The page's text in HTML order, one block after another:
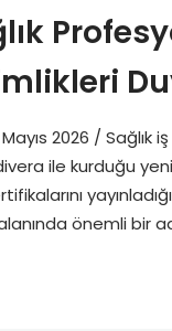
Mayıs 2026 /
ile kurduğu
önemli bir